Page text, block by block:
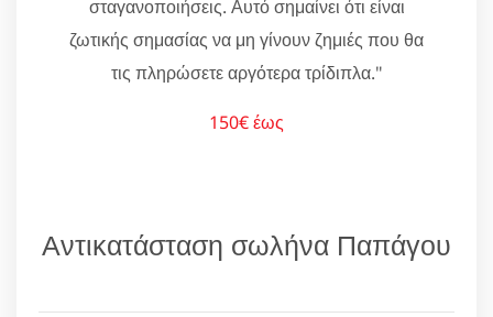
σταγανοποιήσεις. Αυτό σημαίνει ότι είναι
ζωτικής σημασίας να μη γίνουν ζημιές που θα
τις πληρώσετε αργότερα τρίδιπλα."
150€ έως
Αντικατάσταση σωλήνα Παπάγου